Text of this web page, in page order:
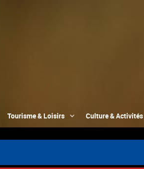
Tourisme & Loisirs Culture & Activités